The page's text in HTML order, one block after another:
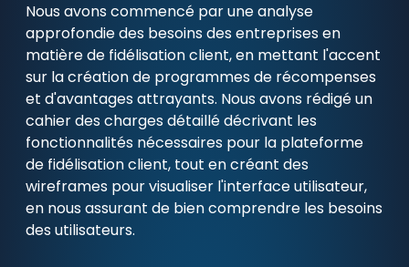
Nous avons commencé par une analyse
approfondie des besoins des entreprises en
matière de fidélisation client, en mettant l'accent
sur la création de programmes de récompenses
et d'avantages attrayants. Nous avons rédigé un
cahier des charges détaillé décrivant les
fonctionnalités nécessaires pour la plateforme
de fidélisation client, tout en créant des
wireframes pour visualiser l'interface utilisateur,
en nous assurant de bien comprendre les besoins
des utilisateurs.